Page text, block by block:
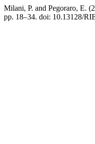
Milani, P. and Pegoraro, E.
pp. 18–34. doi: 10.13128/